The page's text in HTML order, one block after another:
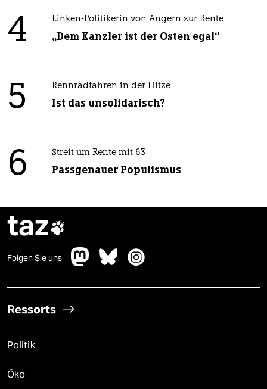
4 Linken-Politikerin von Angern zur Rente
„Dem Kanzler ist der Osten egal“
5 Rennradfahren in der Hitze
Ist das unsolidarisch?
6 Streit um Rente mit 63
Passgenauer Populismus
taz
Folgen Sie uns
Ressorts
Politik
Öko